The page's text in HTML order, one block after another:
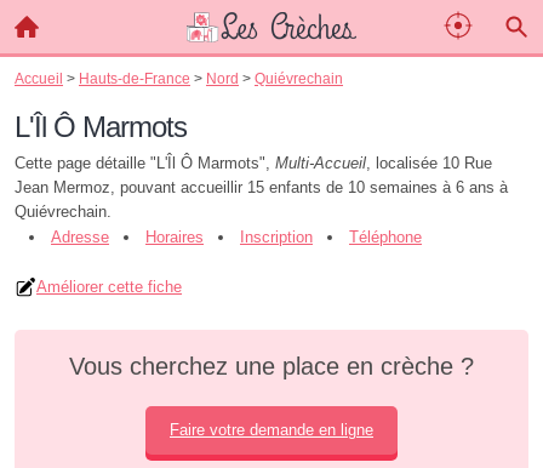
Accueil > Hauts-de-France > Nord > Quiévrechain
L'Îl Ô Marmots
Cette page détaille "L'Îl Ô Marmots", Multi-Accueil, localisée 10 Rue
Jean Mermoz, pouvant accueillir 15 enfants de 10 semaines à 6 ans à
Quiévrechain.
Adresse
Horaires Inscription Téléphone
Améliorer cette fiche
Vous cherchez une place en crèche ?
Faire votre demande en ligne